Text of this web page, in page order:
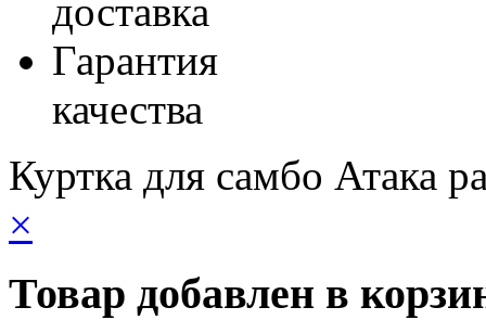
доставка
Гарантия
качества
Куртка для самбо Атака
×
Товар добавлен в